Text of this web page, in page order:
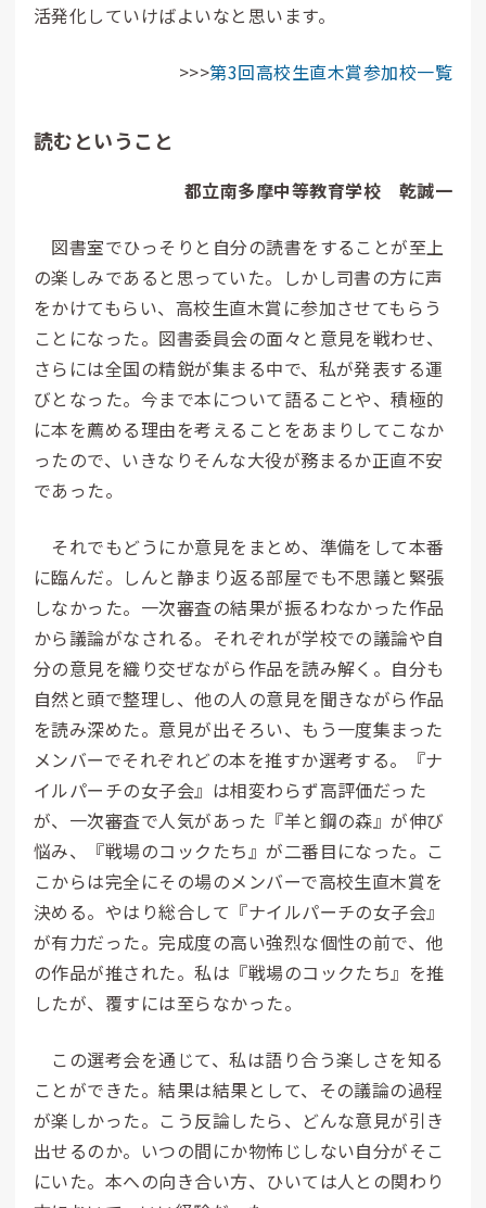
活発化していけばよいなと思います。
>>>第3回高校生直木賞参加校一覧
読むということ
都立南多摩中等教育学校 乾誠一
図書室でひっそりと自分の読書をすることが至上
の楽しみであると思っていた。しかし司書の方に声
をかけてもらい、高校生直木賞に参加させてもらう
ことになった。図書委員会の面々と意見を戦わせ、
さらには全国の精鋭が集まる中で、私が発表する運
びとなった。今まで本について語ることや、積極的
に本を薦める理由を考えることをあまりしてこなか
ったので、いきなりそんな大役が務まるか正直不安
であった。
それでもどうにか意見をまとめ、準備をして本番
に臨んだ。しんと静まり返る部屋でも不思議と緊張
しなかった。一次審査の結果が振るわなかった作品
から議論がなされる。それぞれが学校での議論や自
分の意見を織り交ぜながら作品を読み解く。自分も
自然と頭で整理し、他の人の意見を聞きながら作品
を読み深めた。意見が出そろい、もう一度集まった
メンバーでそれぞれどの本を推すか選考する。『ナ
イルパーチの女子会』は相変わらず高評価だった
が、一次審査で人気があった『羊と鋼の森』が伸び
悩み、『戦場のコックたち』が二番目になった。こ
こからは完全にその場のメンバーで高校生直木賞を
決める。やはり総合して『ナイルパーチの女子会』
が有力だった。完成度の高い強烈な個性の前で、他
の作品が推された。私は『戦場のコックたち』を推
したが、覆すには至らなかった。
この選考会を通じて、私は語り合う楽しさを知る
ことができた。結果は結果として、その議論の過程
が楽しかった。こう反論したら、どんな意見が引き
出せるのか。いつの間にか物怖じしない自分がそこ
にいた。本への向き合い方、ひいては人との関わり